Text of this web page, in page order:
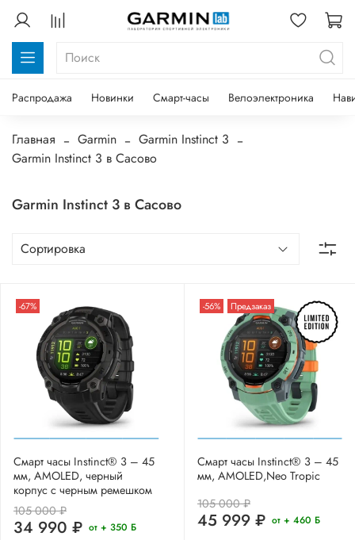
Распродажа Новинки Смарт-часы Велоэлектроника
Главная Garmin
Garmin Instinct 3
Garmin Instinct 3 в Сасово
Garmin Instinct 3 в Сасово
-67%
Смарт часы Instinct® 3 – 45
мм, AMOLED, черный
корпус с черным ремешком
105 000 ₽
34 990 ₽ от + 350 Б
-56% Предзаказ
Смарт часы Instinct® 3 – 45
мм, AMOLED,Neo Tropic
105 000 ₽
45 999 ₽ от + 460 Б